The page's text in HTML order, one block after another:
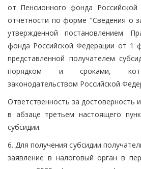
от Пенсионного фонда
отчетности по форме "Сведения о
утвержденной постановлением
фонда Российской Федерации от 1
представленной получателем
порядком и сроками,
законодательством Российской
Ответственность за достоверность
в абзаце третьем настоящего
субсидии.
6. Для получения субсидии
заявление в налоговый орган в